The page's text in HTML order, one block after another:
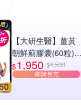
【大研生醫】薑黃
朝鮮薊膠囊(60粒)
(第2件3折)(共計2
盒)
$1,950 $4,500
即將售完